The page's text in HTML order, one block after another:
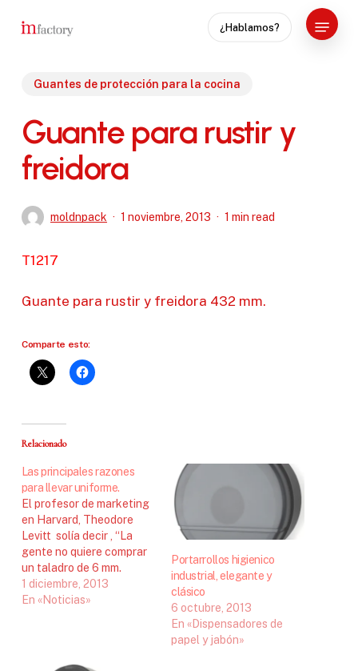
¿Hablamos?
Menu
Guantes de protección para la cocina
Guante para rustir y
freidora
moldnpack 1 noviembre, 2013 1 min read
T1217
Guante para rustir y freidora 432 mm.
Comparte esto:
Relacionado
Las principales razones
para llevar uniforme.
El profesor de marketing
en Harvard, Theodore
Levitt solía decir , “La
gente no quiere comprar
un taladro de 6 mm.
quieren un agujero de 6
mm”. Esta verdad se
empresa no quiere
1 diciembre, 2013
En «Noticias»
Portarrollos higienico
industrial, elegante y
clásico
6 octubre, 2013
En «Dispensadores de
papel y jabón»